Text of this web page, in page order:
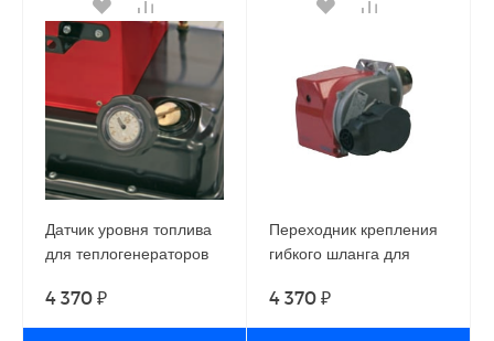
Датчик уровня топлива
для теплогенераторов
PHOEN
4 370 ₽
Переходник крепления
гибкого шланга для
для теплогенераторов
Ballu-Biemmedue
4 370 ₽